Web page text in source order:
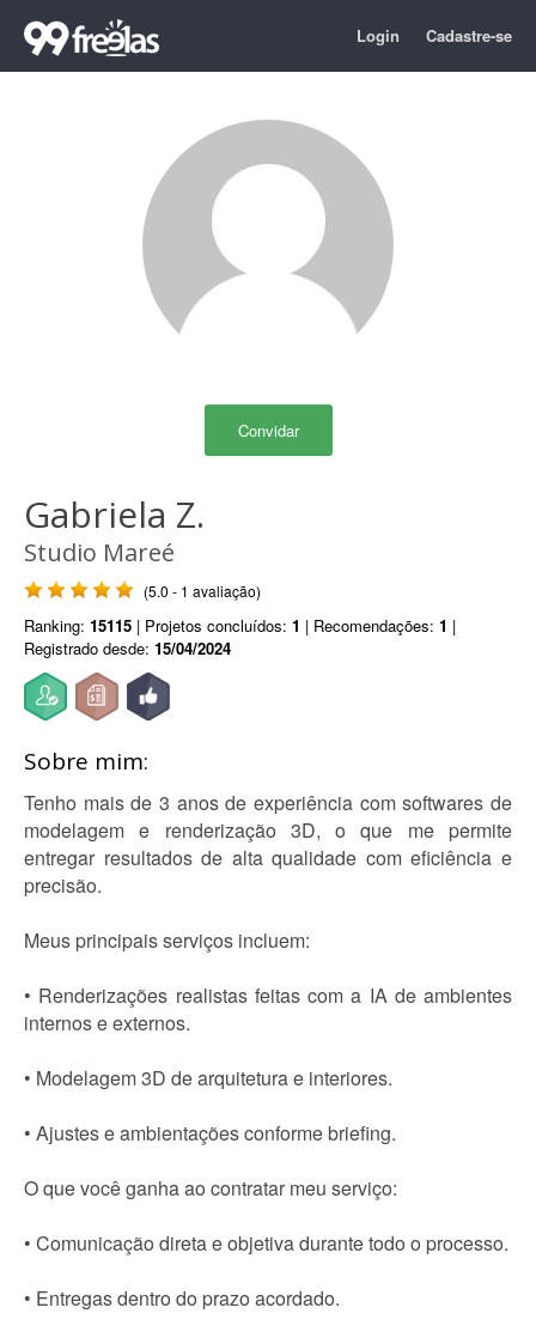
Login Cadastre-se
Convidar
Gabriela Z.
Studio Mareé
(5.0 - 1 avaliação)
Ranking: 15115 | Projetos concluídos: 1 | Recomendações: 1 |
Registrado desde: 15/04/2024
Sobre mim:
Tenho mais de 3 anos de experiência com softwares de
modelagem e renderização 3D, o que me permite
entregar resultados de alta qualidade com eficiência e
precisão.
Meus principais serviços incluem:
• Renderizações realistas feitas com a IA de ambientes
internos e externos.
• Modelagem 3D de arquitetura e interiores.
• Ajustes e ambientações conforme briefing.
O que você ganha ao contratar meu serviço:
• Comunicação direta e objetiva durante todo o processo.
• Entregas dentro do prazo acordado.